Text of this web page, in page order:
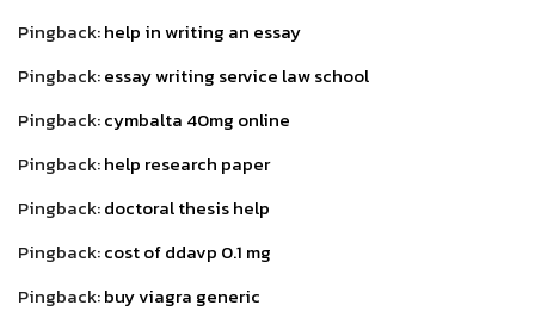
Pingback:help in writing an essay
Pingback:essay writing service law school
Pingback:cymbalta 40mg online
Pingback:help research paper
Pingback:doctoral thesis help
Pingback:cost of ddavp 0.1 mg
Pingback:buy viagra generic